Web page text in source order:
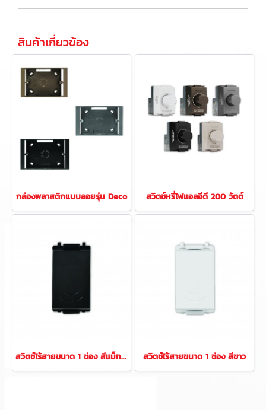
สินค้าเกี่ยวข้อง
กล่องพลาสติกแบบลอยรุ่น Deco สวิตช์หรี่ไฟแอลอีดี 200 วัตต์
สวิตช์ไร้สายขนาด 1 ช่อง สีแม็ทดาร์ค สวิตช์ไร้สายขนาด 1 ช่อง สีขาว